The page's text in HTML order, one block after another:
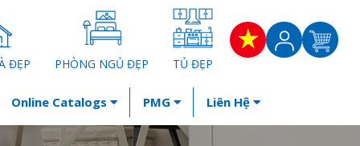
ĐẸP PHÒNG NGỦ ĐẸP TỦ ĐẸP
Online Catalogs PMG Liên Hệ